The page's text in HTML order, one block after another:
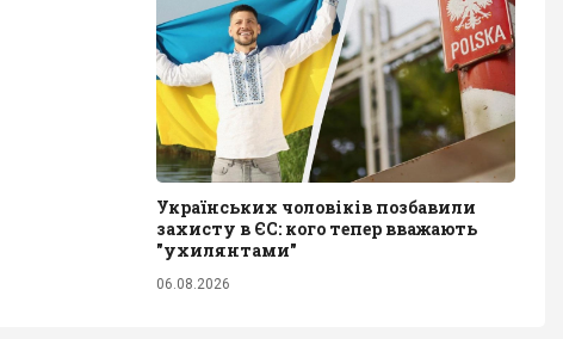
Українських чоловіків позбавили
захисту в ЄС: кого тепер вважають
"ухилянтами"
06.08.2026